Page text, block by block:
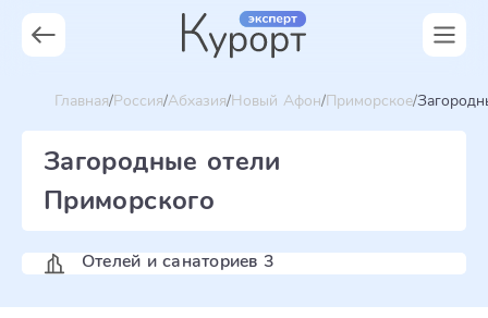
Главная Россия Абхазия Новый Афон Приморское
Загородные отели
Приморского
Отелей и санаториев 3